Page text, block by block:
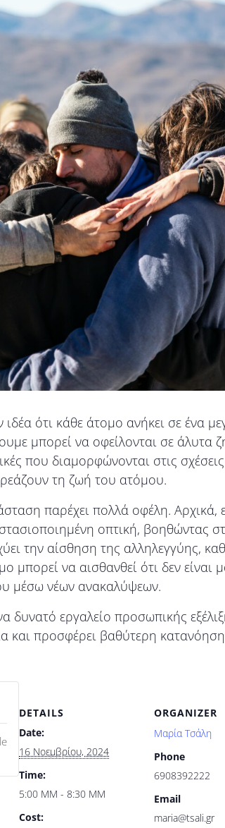
ότι κάθε άτομο ανήκει σε ένα
μπορεί να οφείλονται σε
που διαμορφώνονται στις
τη ζωή του ατόμου.
παρέχει πολλά οφέλη. Αρχικά,
οπτική, βοηθώντας
την αίσθηση της αλληλεγγύης,
μπορεί να αισθανθεί ότι δεν
μέσω νέων ανακαλύψεων.
δυνατό εργαλείο προσωπικής
προσφέρει βαθύτερη
DETAILS
Date:
16 Νοεμβρίου, 2024
Time:
5:00 ΜΜ - 8:30 ΜΜ
Cost:
ORGANIZER
Μαρία Τσάλη
Phone
6908392222
Email
maria@tsali.gr